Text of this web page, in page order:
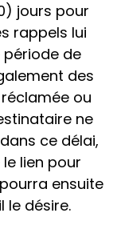
jours pour
rappels lui
de
des
ou
ne
ce délai,
lien pour
ensuite
le désire.